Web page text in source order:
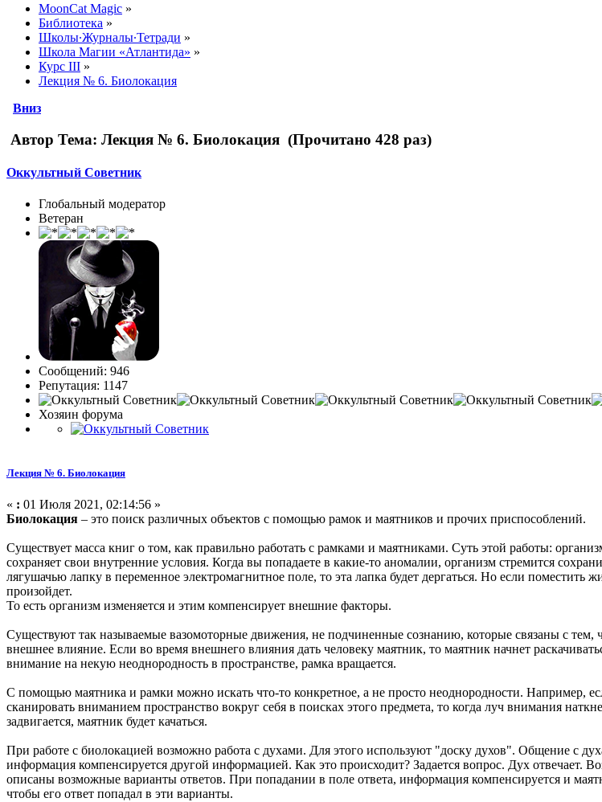
MoonCat Magic »
Библиотека »
Школы∙Журналы∙Тетради »
Школа Магии «Атлантида» »
Курс III »
Лекция № 6. Биолокация
Вниз
Автор Тема: Лекция № 6. Биолокация (Прочитано 428 раз)
Оккультный Советник
Глобальный модератор
Ветеран
Сообщений: 946
Репутация: 1147
Хозяин форума
Лекция № 6. Биолокация
« : 01 Июля 2021, 02:14:56 »
Биолокация – это поиск различных объектов с помощью рамок и маятников и прочих приспособлений.
Существует масса книг о том, как правильно работать с рамками и маятниками. Суть этой работы:
сохраняет свои внутренние условия. Когда вы попадаете в какие-то аномалии, организм стремится
лягушачью лапку в переменное электромагнитное поле, то эта лапка будет дергаться. Но если поместить
произойдет.
То есть организм изменяется и этим компенсирует внешние факторы.
Существуют так называемые вазомоторные движения, не подчиненные сознанию, которые связаны с тем,
внешнее влияние. Если во время внешнего влияния дать человеку маятник, то маятник начнет
внимание на некую неоднородность в пространстве, рамка вращается.
С помощью маятника и рамки можно искать что-то конкретное, а не просто неоднородности. Например,
сканировать вниманием пространство вокруг себя в поисках этого предмета, то когда луч внимания
задвигается, маятник будет качаться.
При работе с биолокацией возможно работа с духами. Для этого используют "доску духов". Общение с
информация компенсируется другой информацией. Как это происходит? Задается вопрос. Дух отвечает.
описаны возможные варианты ответов. При попадании в поле ответа, информация компенсируется и
чтобы его ответ попадал в эти варианты.